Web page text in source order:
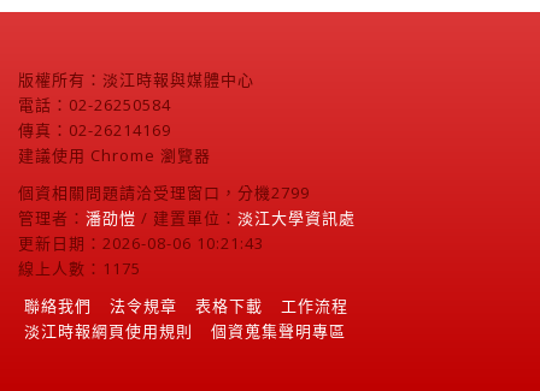
版權所有：淡江時報與媒體中心
電話：02-26250584
傳真：02-26214169
建議使用 Chrome 瀏覽器
個資相關問題請洽受理窗口，分機2799
管理者： 潘劭愷 / 建置單位： 淡江大學資訊處
更新日期：2026-08-06 10:21:43
線上人數：1175
聯絡我們
法令規章 表格下載
工作流程
淡江時報網頁使用規則
個資蒐集聲明專區